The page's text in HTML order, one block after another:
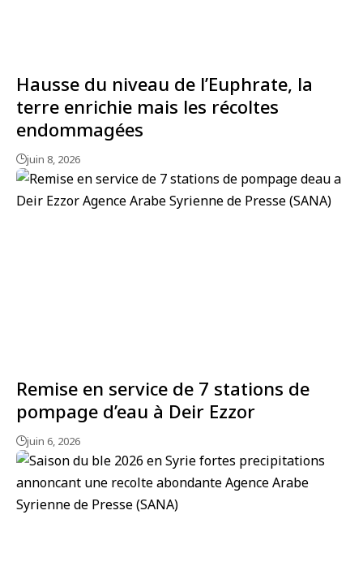
Hausse du niveau de l’Euphrate, la
terre enrichie mais les récoltes
endommagées
juin 8, 2026
Remise en service de 7 stations de
pompage d’eau à Deir Ezzor
juin 6, 2026